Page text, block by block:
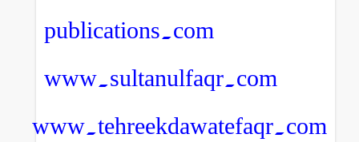
publications.com
www.sultanulfaqr.com
www.tehreekdawatefaqr.com